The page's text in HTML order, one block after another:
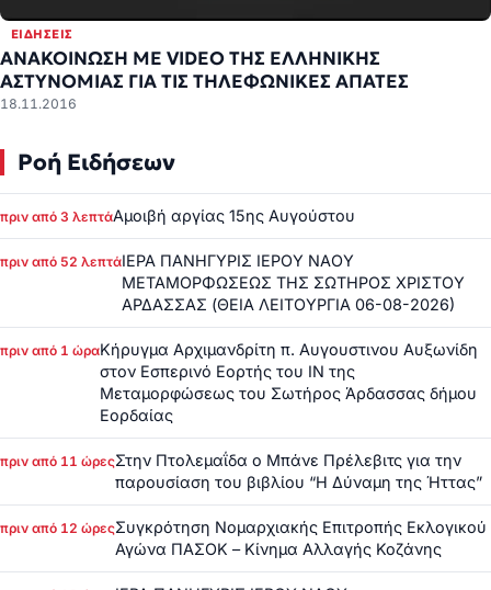
ΕΙΔΉΣΕΙΣ
ΑΝΑΚΟΙΝΩΣΗ ΜΕ VIDEΟ ΤΗΣ ΕΛΛΗΝΙΚΗΣ
ΑΣΤΥΝΟΜΙΑΣ ΓΙΑ ΤΙΣ ΤΗΛΕΦΩΝΙΚΕΣ ΑΠΑΤΕΣ
18.11.2016
Ροή Ειδήσεων
πριν από 3 λεπτάΑμοιβή αργίας 15ης Αυγούστου
πριν από 52 λεπτάΙΕΡΑ ΠΑΝΗΓΥΡΙΣ ΙΕΡΟΥ ΝΑΟΥ
ΜΕΤΑΜΟΡΦΩΣΕΩΣ ΤΗΣ ΣΩΤΗΡΟΣ ΧΡΙΣΤΟΥ
ΑΡΔΑΣΣΑΣ (ΘΕΙΑ ΛΕΙΤΟΥΡΓΙΑ 06-08-2026)
πριν από 1 ώραΚήρυγμα Αρχιμανδρίτη π. Αυγουστινου Αυξωνίδη
στον Εσπερινό Εορτής του ΙΝ της
Μεταμορφώσεως του Σωτήρος Άρδασσας δήμου
Εορδαίας
πριν από 11 ώρεςΣτην Πτολεμαΐδα ο Μπάνε Πρέλεβιτς για την
παρουσίαση του βιβλίου “Η Δύναμη της Ήττας”
πριν από 12 ώρεςΣυγκρότηση Νομαρχιακής Επιτροπής Εκλογικού
Αγώνα ΠΑΣΟΚ – Κίνημα Αλλαγής Κοζάνης